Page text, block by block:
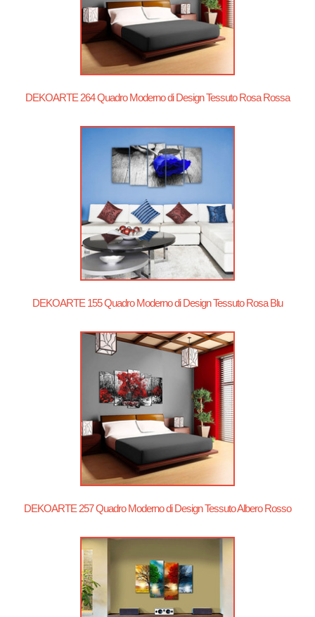
DEKOARTE 264 Quadro Moderno di Design Tessuto Rosa Rossa
DEKOARTE 155 Quadro Moderno di Design Tessuto Rosa Blu
DEKOARTE 257 Quadro Moderno di Design Tessuto Albero Rosso